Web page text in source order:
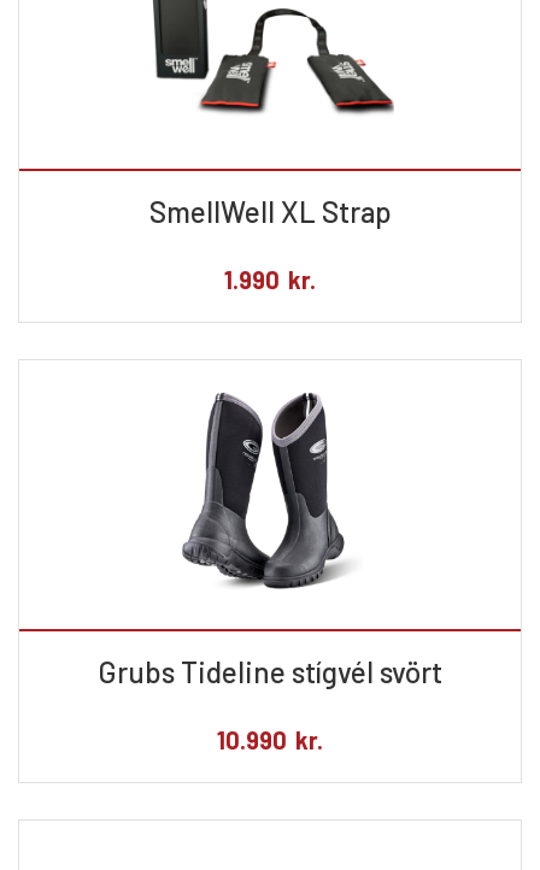
SmellWell XL Strap
1.990 kr.
Grubs Tideline stígvél svört
10.990 kr.